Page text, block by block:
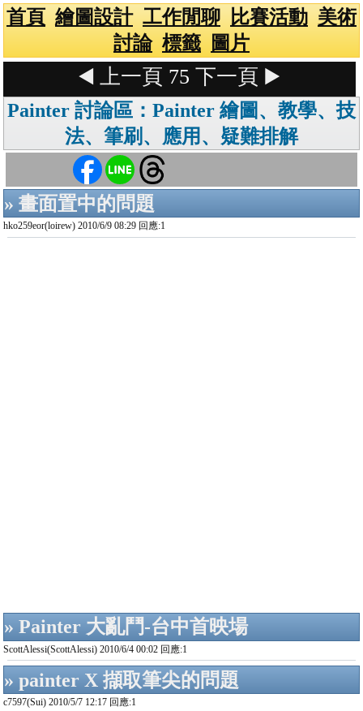
首頁 繪圖設計 工作閒聊 比賽活動 美術
討論 標籤 圖片
◀️ 上一頁 75下一頁 ▶️
Painter 討論區：Painter 繪圖、教學、技
法、筆刷、應用、疑難排解
» 畫面置中的問題
hko259eor(loirew) 2010/6/9 08:29 回應:1
» Painter 大亂鬥-台中首映場
ScottAlessi(ScottAlessi) 2010/6/4 00:02 回應:1
» painter X 擷取筆尖的問題
c7597(Sui) 2010/5/7 12:17 回應:1